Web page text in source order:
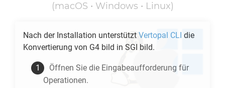
(macOS • Windows • Linux)
Nach der Installation unterstützt Vertopal CLI die
Konvertierung von G4 bild in SGI bild.
Öffnen Sie die Eingabeaufforderung für
Operationen.